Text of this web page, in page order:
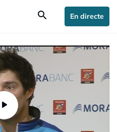
search En directe